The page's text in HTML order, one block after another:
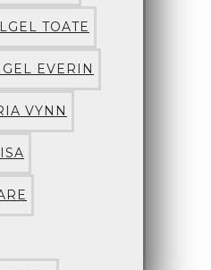
TOATE
EVERIN
VYNN